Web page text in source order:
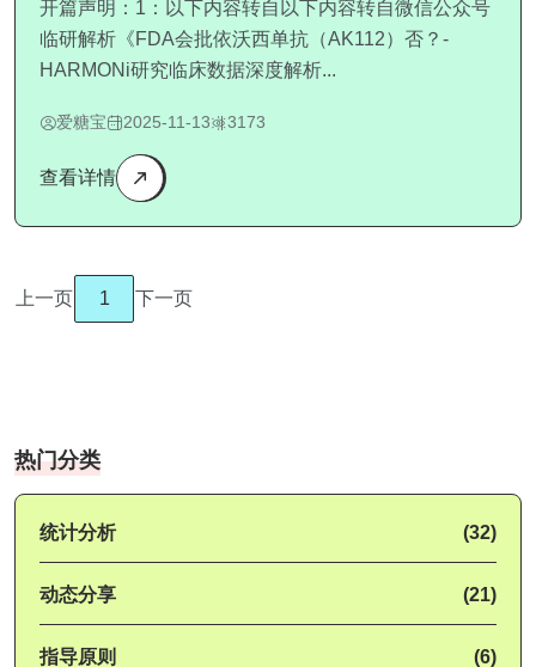
开篇声明：1：以下内容转自以下内容转自微信公众号
临研解析《FDA会批依沃西单抗（AK112）否？-
HARMONi研究临床数据深度解析...
爱糖宝 2025-11-13 3173
查看详情
上一页 1 下一页
热门分类
统计分析 (32)
动态分享 (21)
指导原则 (6)